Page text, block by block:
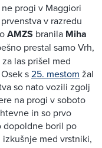
progi v Maggiori
v razredu
AMZS branila Miha
prestal samo Vrh,
za las prišel med
s25. mestom žal
so nato vozili zgolj
na progi v soboto
in so prvo
dopoldne boril po
med vrstniki,